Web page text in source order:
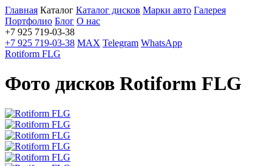
Главная Каталог Каталог дисков Марки авто Галерея
Портфолио Блог О нас
+7 925 719-03-38
+7 925 719-03-38 MAX Telegram WhatsApp
Rotiform FLG
Фото дисков Rotiform FLG